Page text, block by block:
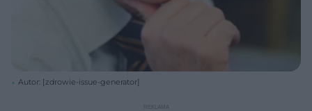
Autor: [zdrowie-issue-generator]